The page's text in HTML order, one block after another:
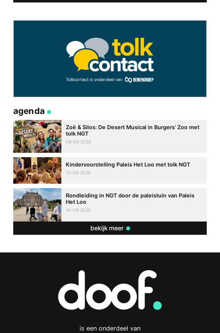
agenda
Zoë & Silos: De Desert Musical in Burgers’ Zoo met
tolk NGT
08-08-2026
Kindervoorstelling Paleis Het Loo met tolk NGT
13-08-2026
Rondleiding in NGT door de paleistuin van Paleis
Het Loo
14-08-2026
bekijk meer
is een onderdeel van